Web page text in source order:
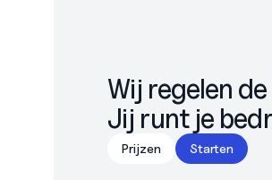
Wij regelen
Jij runt je
Prijzen Starten